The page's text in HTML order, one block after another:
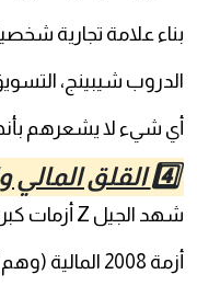
بناء علامة تجارية
الدروب شيبينج،
أي شيء لا يشعرهم
4️⃣ القلق المالي والواقعية
شهد الجيل Z أزمات كبرى منذ صغرهم:
أزمة 2008 المالية (وهم أطفال).